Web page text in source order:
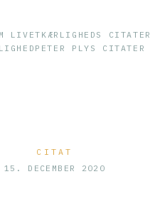
LIVET KÆRLIGHEDS CITATER
PETER PLYS CITATER
CITAT
15. DECEMBER 2020